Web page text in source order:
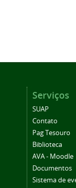
Serviços
SUAP
Contato
Pag Tesouro
Biblioteca
AVA - Moodle
Documentos
Sistema de